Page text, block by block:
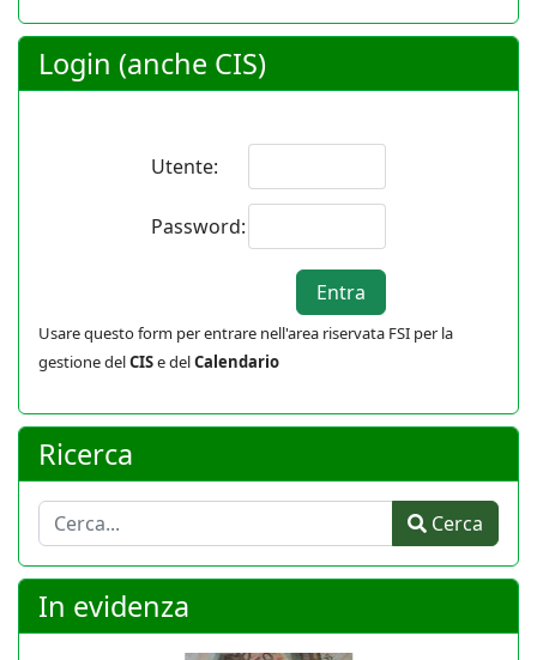
Login (anche CIS)
Utente:
Password:
Usare questo form per entrare nell'area riservata FSI per la
gestione delCISe delCalendario
Ricerca
Cerca Cerca
In evidenza